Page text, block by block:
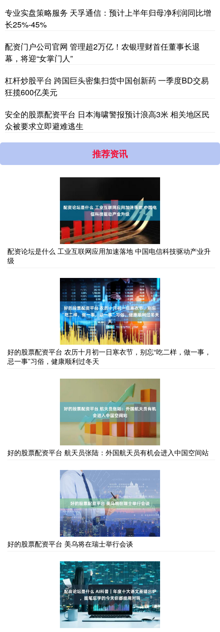
专业实盘策略服务 天孚通信：预计上半年归母净利润同比增
长25%-45%
配资门户公司官网 管理超2万亿！农银理财首任董事长退
幕，将迎“女掌门人”
杠杆炒股平台 跨国巨头密集扫货中国创新药 一季度BD交易
狂揽600亿美元
安全的股票配资平台 日本海啸警报预计浪高3米 相关地区民
众被要求立即避难逃生
推荐资讯
配资论坛是什么 工业互联网应用加速落地 中国电信科技驱动产业升
级
好的股票配资平台 农历十月初一日寒衣节，别忘“吃二样，做一事，
忌一事”习俗，健康顺利过冬天
好的股票配资平台 航天员张陆：外国航天员有机会进入中国空间站
好的股票配资平台 美乌将在瑞士举行会谈